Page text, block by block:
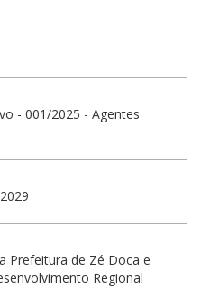
- 001/2025 - Agentes
Prefeitura de Zé Doca e
Regional